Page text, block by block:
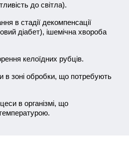
до світла).
в стадії декомпенсації
діабет), ішемічна хвороба
келоїдних рубців.
в зоні обробки, що потребують
в організмі, що